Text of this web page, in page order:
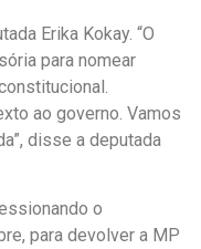
Erika Kokay. “O
para nomear
ao governo. Vamos
disse a deputada
o
para devolver a MP